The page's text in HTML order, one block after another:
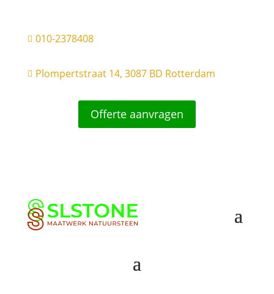
 010-2378408
 Plompertstraat 14, 3087 BD Rotterdam
Offerte aanvragen